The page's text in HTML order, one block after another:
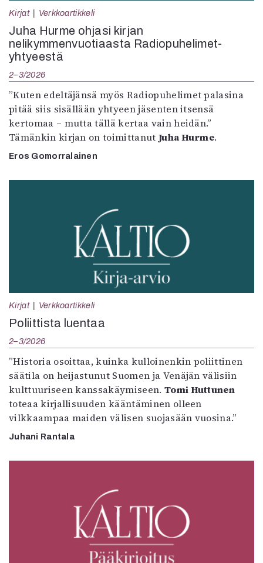
Kirjat Verkkoartikkeli
Juha Hurme ohjasi kirjan
nelikymmenvuotiaasta Radiopuhelimet-
yhtyeestä
2–3/2026
”Kuten edeltäjänsä myös Radiopuhelimet palasina
pitää siis sisällään yhtyeen jäsenten itsensä
kertomaa – mutta tällä kertaa vain heidän.”
Tämänkin kirjan on toimittanut Juha Hurme.
Eros Gomorralainen
Kirjat Verkkoartikkeli
Poliittista luentaa
2–3/2026
”Historia osoittaa, kuinka kulloinenkin poliittinen
säätila on heijastunut Suomen ja Venäjän välisiin
kulttuuriseen kanssakäymiseen. Tomi Huttunen
toteaa kirjallisuuden kääntäminen olleen
vilkkaampaa maiden välisen suojasään vuosina.”
Juhani Rantala